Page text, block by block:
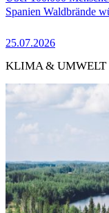
Spanien Waldbrände
25.07.2026
KLIMA & UMWELT